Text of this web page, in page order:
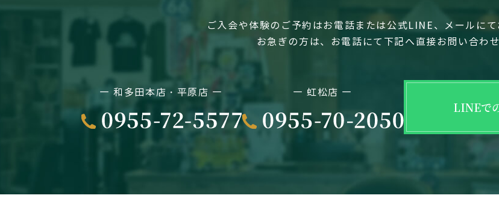
ご入会や体験のご予約はお電話または公式LINE、メールにて
お急ぎの方は、お電話にて下記へ直接お問い合わせ
― 和多田本店・平原店 ― ― 虹松店 ―
LINEで